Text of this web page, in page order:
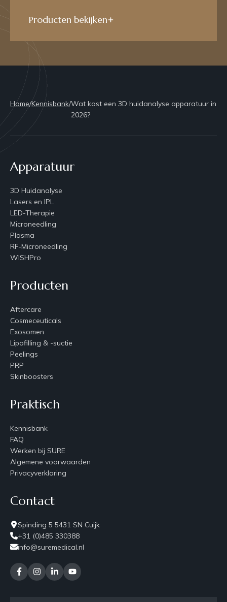
Producten bekijken
Home/Kennisbank/Wat kost een 3D huidanalyse apparatuur in
2026?
Apparatuur
3D Huidanalyse
Lasers en IPL
LED-Therapie
Microneedling
Plasma
RF-Microneedling
WISHPro
Producten
Aftercare
Cosmeceuticals
Exosomen
Lipofilling & -suctie
Peelings
PRP
Skinboosters
Praktisch
Kennisbank
FAQ
Werken bij SURE
Algemene voorwaarden
Privacyverklaring
Contact
Spinding 5 5431 SN Cuijk
+31 (0)485 330388
info@suremedical.nl